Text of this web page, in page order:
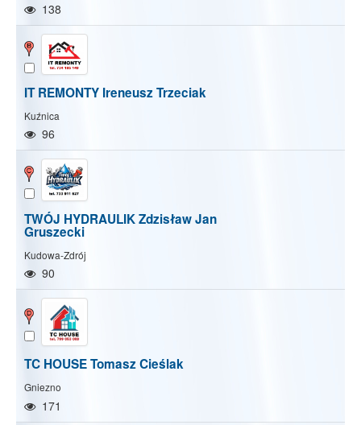
138
IT REMONTY Ireneusz Trzeciak
Kuźnica
96
TWÓJ HYDRAULIK Zdzisław Jan
Gruszecki
Kudowa-Zdrój
90
TC HOUSE Tomasz Cieślak
Gniezno
171